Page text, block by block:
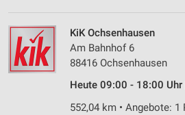
KiK Ochsenhausen
Am Bahnhof 6
88416 Ochsenhausen
Heute 09:00 - 18:00 Uhr
552,04 km • Angebote: 1